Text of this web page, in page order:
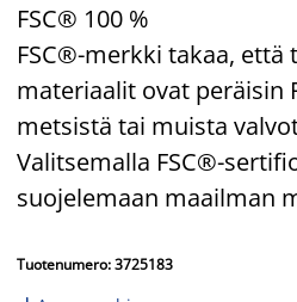
FSC® 100 %
FSC®-merkki takaa,
materiaalit ovat peräisin
metsistä tai muista
Valitsemalla FSC®-
suojelemaan maailman
Tuotenumero: 3725183